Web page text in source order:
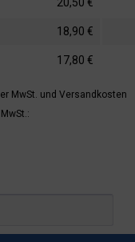
18,90 €
17,80 €
MwSt. und Versandkosten